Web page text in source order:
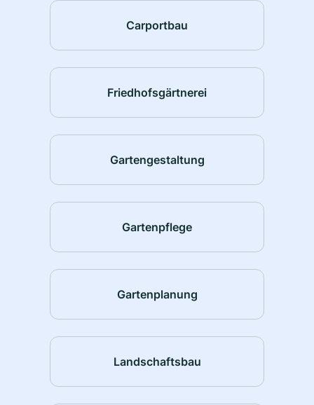
Carportbau
Friedhofsgärtnerei
Gartengestaltung
Gartenpflege
Gartenplanung
Landschaftsbau